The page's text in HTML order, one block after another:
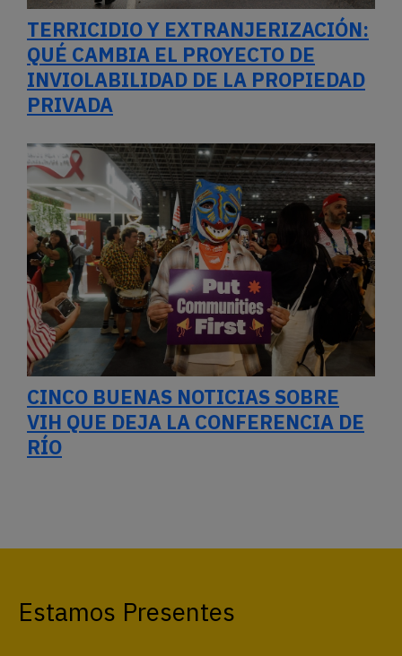
TERRICIDIO Y EXTRANJERIZACIÓN:
QUÉ CAMBIA EL PROYECTO DE
INVIOLABILIDAD DE LA PROPIEDAD
PRIVADA
CINCO BUENAS NOTICIAS SOBRE
VIH QUE DEJA LA CONFERENCIA DE
RÍO
Estamos Presentes